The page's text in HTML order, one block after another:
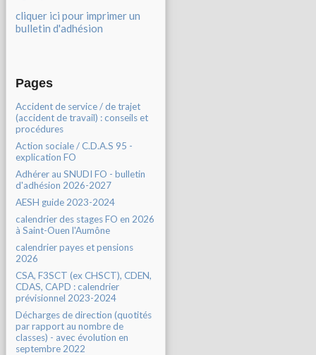
cliquer ici pour imprimer un
bulletin d'adhésion
Pages
Accident de service / de trajet
(accident de travail) : conseils et
procédures
Action sociale / C.D.A.S 95 -
explication FO
Adhérer au SNUDI FO - bulletin
d'adhésion 2026-2027
AESH guide 2023-2024
calendrier des stages FO en 2026
à Saint-Ouen l'Aumône
calendrier payes et pensions
2026
CSA, F3SCT (ex CHSCT), CDEN,
CDAS, CAPD : calendrier
prévisionnel 2023-2024
Décharges de direction (quotités
par rapport au nombre de
classes) - avec évolution en
septembre 2022